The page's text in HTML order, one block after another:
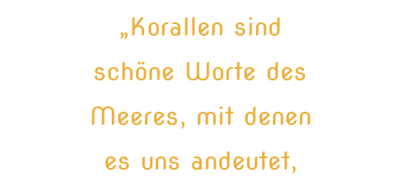
„Korallen sind
schöne Worte des
Meeres, mit denen
es uns andeutet,